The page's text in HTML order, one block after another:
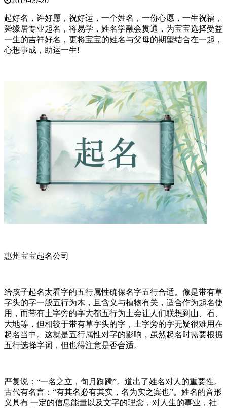
起好名，许好愿，祝好运，一个姓名，一份心愿，一生祝福，
舜缘居专业起名，将易学，姓名学融会贯通，为宝宝选择受益
一生的吉祥好名，更将宝宝的姓名与父母的期望结合在一起，
心想事成，助运一生!
惠州宝宝起名公司
给孩子起名太看字的五行属性确保名字五行合适。像是带有草
字头的字一般五行为木，且含义与植物有关，适合作为起名使
用，而带有土字旁的字大都五行为土会让人们联想到山、石、
大地等，但相较于带有草字头的字，土字旁的字无疑很难用在
起名当中。这就是五行属性对字的影响，虽然起名时需要根据
五行选择字词，但也得注意是否合适。
严复说：“一名之立，旬月踟躅”。道出了姓名对人的重要性。
古代有名言：“有其名必有其实，名为实之宾也”。姓名的音形
义具有 一定的信息能量以及文字的理念，对人生的事业，社